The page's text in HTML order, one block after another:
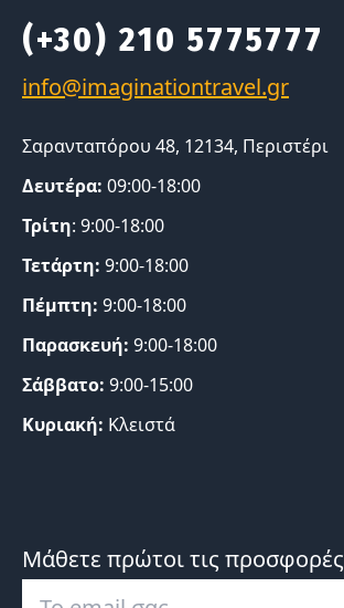
(+30) 210 5775777
Σαρανταπόρου 48, 12134, Περιστέρι
Δευτέρα: 09:00-18:00
Τρίτη: 9:00-18:00
Τετάρτη: 9:00-18:00
Πέμπτη: 9:00-18:00
Παρασκευή: 9:00-18:00
Σάββατο: 9:00-15:00
Κυριακή: Κλειστά
Μάθετε πρώτοι τις προσφορές